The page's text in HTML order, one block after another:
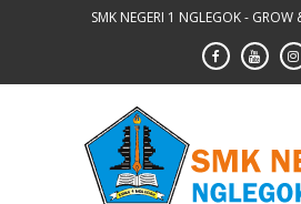
SMK NEGERI 1 NGLEGOK - GROW